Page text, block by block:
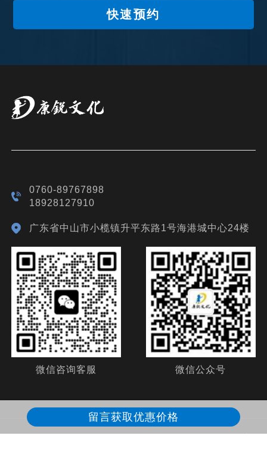
留言获取优惠价格
快速预约
0760-89767898
18928127910
广东省中山市小榄镇升平东路1号海港城中心24楼
微信咨询客服 微信公众号